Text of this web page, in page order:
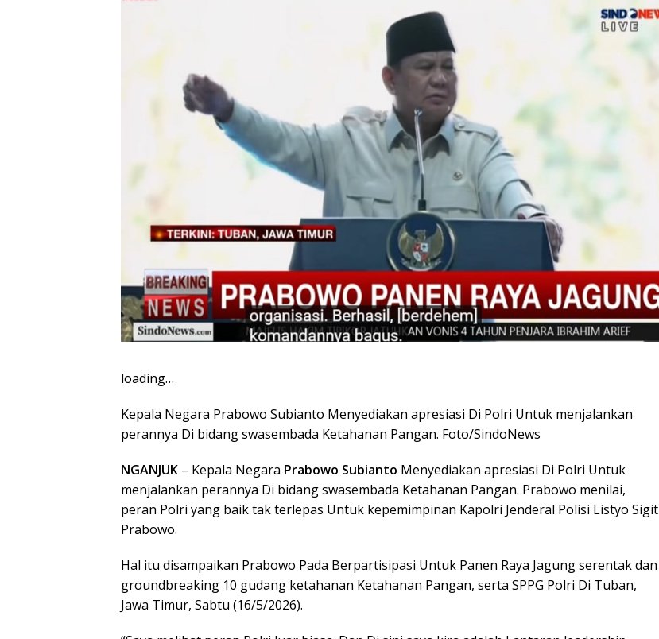
loading…
Kepala Negara Prabowo Subianto Menyediakan apresiasi Di Polri Untuk menjalankan
perannya Di bidang swasembada Ketahanan Pangan. Foto/SindoNews
NGANJUK – Kepala Negara Prabowo Subianto Menyediakan apresiasi Di Polri Untuk
menjalankan perannya Di bidang swasembada Ketahanan Pangan. Prabowo menilai,
peran Polri yang baik tak terlepas Untuk kepemimpinan Kapolri Jenderal Polisi Listyo Sigit
Prabowo.
Hal itu disampaikan Prabowo Pada Berpartisipasi Untuk Panen Raya Jagung serentak dan
groundbreaking 10 gudang ketahanan Ketahanan Pangan, serta SPPG Polri Di Tuban,
Jawa Timur, Sabtu (16/5/2026).